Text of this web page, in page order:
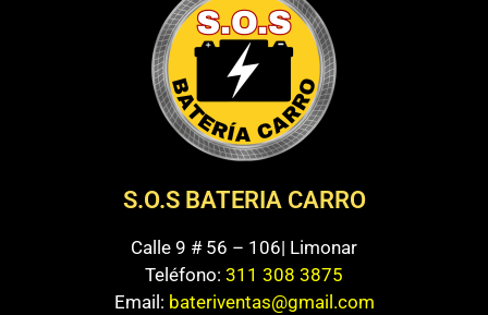
S.O.S BATERIA CARRO
Calle 9 # 56 – 106| Limonar
Teléfono: 311 308 3875
Email: bateriventas@gmail.com